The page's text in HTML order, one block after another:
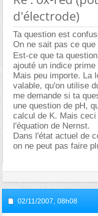
d'électrode)
Ta question est
On ne sait pas ce
Est-ce que ta
ajouté un indice
Mais peu importe. La
valable, qu'on utilise
me demande si ta
une question de pH,
calcul de K. Mais
l'équation de Nernst.
Dans l'état actuel de
on ne peut pas faire
02/11/2007, 08h08